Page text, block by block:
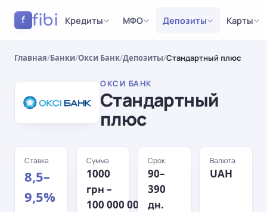
f fibi Кредиты МФО Депозиты Карты
Главная/Банки/Окси Банк/Депозиты/Стандартный плюс
ОКСИ БАНК
Стандартный
плюс
Ставка
8,5–
9,5%
Сумма
1000
грн –
100 000 000
Срок
90–
390
дн.
Валюта
UAH